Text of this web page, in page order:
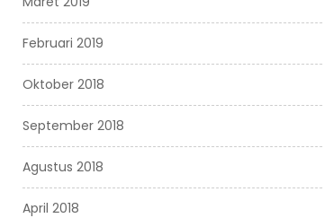
Februari 2019
Oktober 2018
September 2018
Agustus 2018
April 2018